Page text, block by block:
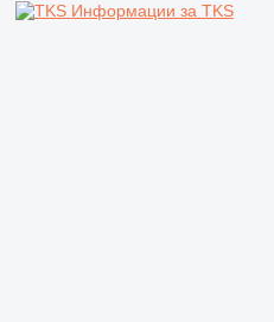
Информации за TKS